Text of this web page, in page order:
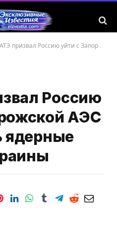
Россию уйти с Запорожской АЭС и не трогать ядерные объекты Украины
Россию
АЭС
ядерные